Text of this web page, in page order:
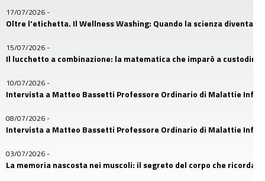
17/07/2026-
Oltre l'etichetta. Il Wellness Washing: Quando la scienza diventa
15/07/2026-
Il lucchetto a combinazione: la matematica che imparò a custodire
10/07/2026-
Intervista a Matteo Bassetti Professore Ordinario di Malattie
08/07/2026-
Intervista a Matteo Bassetti Professore Ordinario di Malattie
03/07/2026-
La memoria nascosta nei muscoli: il segreto del corpo che ricorda